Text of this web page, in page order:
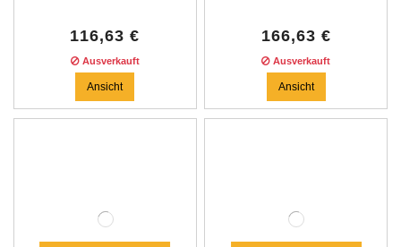
116,63 €
Ausverkauft
Ansicht
166,63 €
Ausverkauft
Ansicht